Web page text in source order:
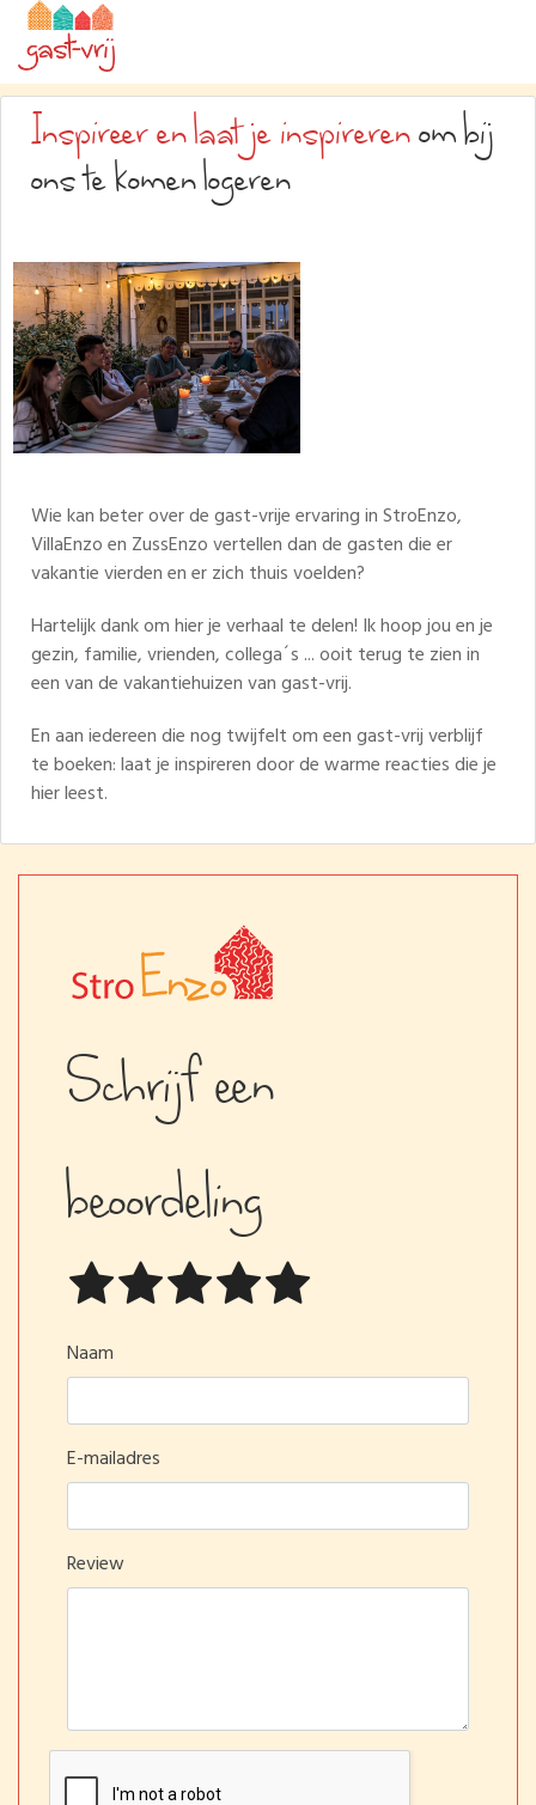
Inspireer en laat je inspirerenom bij
ons te komen logeren
Wie kan beter over de gast-vrije ervaring in StroEnzo,
VillaEnzo en ZussEnzo vertellen dan de gasten die er
vakantie vierden en er zich thuis voelden?
Hartelijk dank om hier je verhaal te delen! Ik hoop jou en je
gezin, familie, vrienden, collega´s ... ooit terug te zien in
een van de vakantiehuizen van gast-vrij.
En aan iedereen die nog twijfelt om een gast-vrij verblijf
te boeken: laat je inspireren door de warme reacties die je
hier leest.
Schrijf een
beoordeling
Naam
E-mailadres
Review